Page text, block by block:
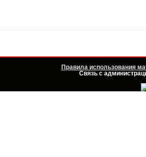
Правила использования
Связь с